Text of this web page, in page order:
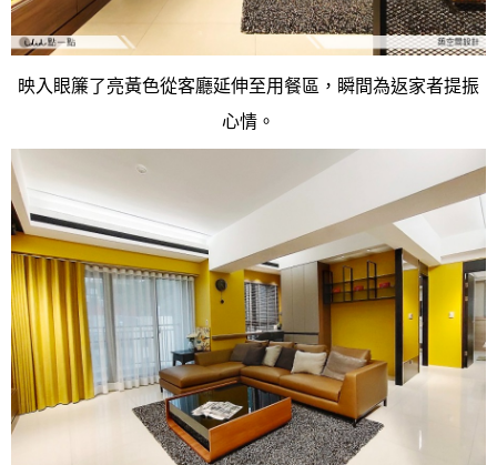
映入眼簾了亮黃色從客廳延伸至用餐區，瞬間為返家者提振
心情。